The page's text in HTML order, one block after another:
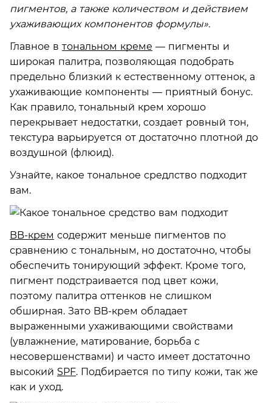
пигментов, а также количеством и действием
ухаживающих компонентов формулы».
Главное в тональном креме — пигменты и
широкая палитра, позволяющая подобрать
предельно близкий к естественному оттенок, а
ухаживающие компоненты — приятный бонус.
Как правило, тональный крем хорошо
перекрывает недостатки, создает ровный тон,
текстура варьируется от достаточно плотной до
воздушной (флюид).
Узнайте, какое тональное средлство подходит
вам.
BB-крем содержит меньше пигментов по
сравнению с тональным, но достаточно, чтобы
обеспечить тонирующий эффект. Кроме того,
пигмент подстраивается под цвет кожи,
поэтому палитра оттенков не слишком
обширная. Зато BB-крем обладает
выраженными ухаживающими свойствами
(увлажнение, матирование, борьба с
несовершенствами) и часто имеет достаточно
высокий SPF. Подбирается по типу кожи, так же
как и уход.